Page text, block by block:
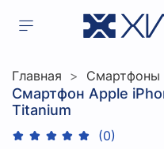
Главная Смартфоны
Смартфон Apple
Titanium
(0)